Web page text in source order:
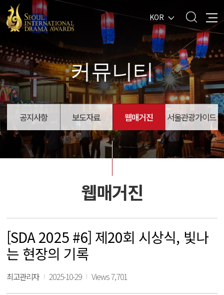
KOR
커뮤니티
공지사항 보도자료 웹매거진 서울관광가이드
웹매거진
[SDA 2025 #6] 제20회 시상식, 빛나
는 현장의 기록
최고관리자 2025-10-29 Views 7,701